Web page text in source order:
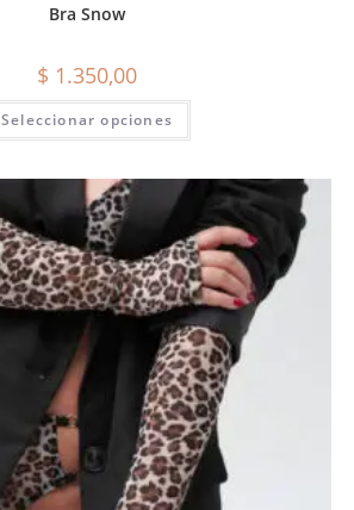
Bra Snow
$ 1.350,00
Seleccionar opciones